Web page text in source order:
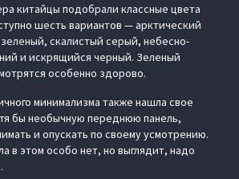
китайцы подобрали классные цвета
шесть вариантов — арктический
скалистый серый, небесно-
и искрящийся черный. Зеленый
особенно здорово.
минимализма также нашла свое
бы необычную переднюю панель,
и опускать по своему усмотрению.
в этом особо нет, но выглядит, надо